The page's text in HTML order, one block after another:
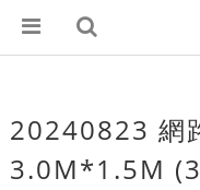
20240823 網
3.0M*1.5M